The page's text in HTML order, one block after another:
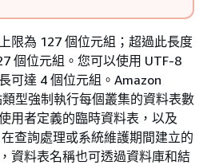
限為 127 個位元組；超過此長度
個位元組。您可以使用 UTF-8
可達 4 個位元組。Amazon
型強制執行每個叢集的資料表數
用者定義的臨時資料表，以及
查詢處理或系統維護期間建立的
資料表名稱也可透過資料庫和結